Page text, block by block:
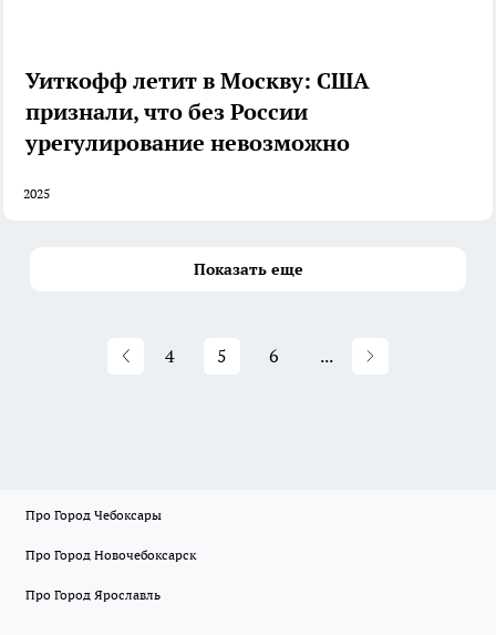
Уиткофф летит в Москву: США
признали, что без России
урегулирование невозможно
2025
Показать еще
4 5 6 ...
Про Город Чебоксары
Про Город Новочебоксарск
Про Город Ярославль